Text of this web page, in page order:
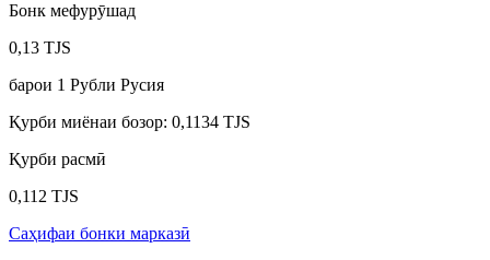
Бонк мефурӯшад
0,13 TJS
барои 1 Рубли Русия
Қурби миёнаи бозор: 0,1134 TJS
Қурби расмӣ
0,112 TJS
Саҳифаи бонки марказӣ